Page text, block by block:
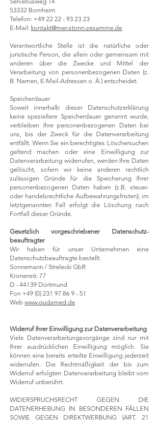
53332 Bornheim
Telefon: +49 22 22 - 93 23 23
E-Mail: kontakt@mer-stonn-zesamme.de
Verantwortliche Stelle ist die natürliche oder
juristische Person, die allein oder gemeinsam mit
anderen über die Zwecke und Mittel der
Verarbeitung von personenbezogenen Daten (z.
B. Namen, E-Mail-Adressen o. Ä.) entscheidet.
Speicherdauer
Soweit innerhalb dieser Datenschutzerklärung
keine speziellere Speicherdauer genannt wurde,
verbleiben Ihre personenbezogenen Daten bei
uns, bis der Zweck für die Datenverarbeitung
entfällt. Wenn Sie ein berechtigtes Löschersuchen
geltend machen oder eine Einwilligung zur
Datenverarbeitung widerrufen, werden Ihre Daten
gelöscht, sofern wir keine anderen rechtlich
zulässigen Gründe für die Speicherung Ihrer
personenbezogenen Daten haben (z.B. steuer-
oder handelsrechtliche Aufbewahrungsfristen); im
letztgenannten Fall erfolgt die Löschung nach
Fortfall dieser Gründe.
Gesetzlich vorgeschriebener Datenschutz­
beauftragter
Wir haben für unser Unternehmen eine
Datenschutzbeauftragte bestellt.
Sonnemann / Strelecki GbR
Kronenstr. 77
D - 44139 Dortmund
Fon +49 (0) 231 97 86 9 - 51
Web www.qudamed.de
Widerruf Ihrer Einwilligung zur Datenverarbeitung
Viele Datenverarbeitungsvorgänge sind nur mit
Ihrer ausdrücklichen Einwilligung möglich. Sie
können eine bereits erteilte Einwilligung jederzeit
widerrufen. Die Rechtmäßigkeit der bis zum
Widerruf erfolgten Datenverarbeitung bleibt vom
Widerruf unberührt.
WIDERSPRUCHSRECHT GEGEN DIE
DATENERHEBUNG IN BESONDEREN FÄLLEN
SOWIE GEGEN DIREKTWERBUNG (ART. 21